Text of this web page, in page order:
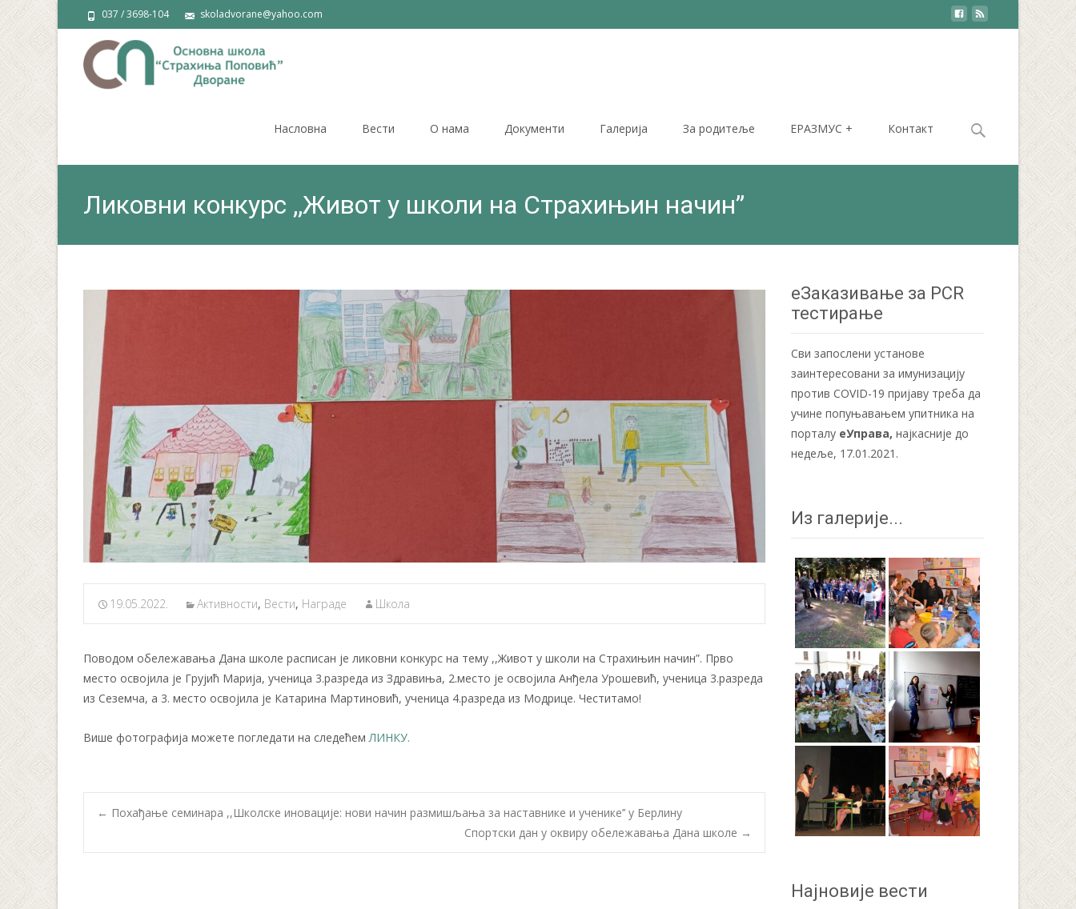
037 / 3698-104 skoladvorane@yahoo.com
Насловна Вести О нама Документи Галерија За родитеље ЕРАЗМУС + Контакт
Search
Ликовни конкурс ,,Живот у школи на Страхињин начин”
19.05.2022. Активности, Вести, Награде Школа
Поводом обележавања Дана школе расписан је ликовни конкурс на тему ,,Живот у школи на Страхињин начин”. Прво
место освојила је Грујић Марија, ученица 3.разреда из Здравиња, 2.место је освојила Анђела Урошевић, ученица 3.разреда
из Сеземча, а 3. место освојила је Катарина Мартиновић, ученица 4.разреда из Модрице. Честитамо!
Више фотографија можете погледати на следећем ЛИНКУ.
Post
← Похађање семинара ,,Школске иновације: нови начин размишљања за наставнике и ученике’’ у Берлину
Спортски дан у оквиру обележавања Дана школе →
еЗаказивање за PCR
тестирање
Сви запослени установе
заинтересовани за имунизацију
против COVID-19 пријаву треба да
учине попуњавањем упитника на
порталу еУправа, најкасније до
недеље, 17.01.2021.
Из галерије...
Најновије вести